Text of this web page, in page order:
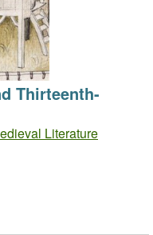
Thirteenth-
Literature